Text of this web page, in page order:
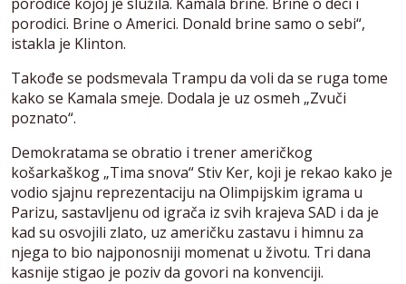
porodici. Brine o Americi. Donald brine samo o sebi“,
istakla je Klinton.
Takođe se podsmevala Trampu da voli da se ruga tome
kako se Kamala smeje. Dodala je uz osmeh „Zvuči
poznato“.
Demokratama se obratio i trener američkog
košarkaškog „Tima snova“ Stiv Ker, koji je rekao kako je
vodio sjajnu reprezentaciju na Olimpijskim igrama u
Parizu, sastavljenu od igrača iz svih krajeva SAD i da je
kad su osvojili zlato, uz američku zastavu i himnu za
njega to bio najponosniji momenat u životu. Tri dana
kasnije stigao je poziv da govori na konvenciji.